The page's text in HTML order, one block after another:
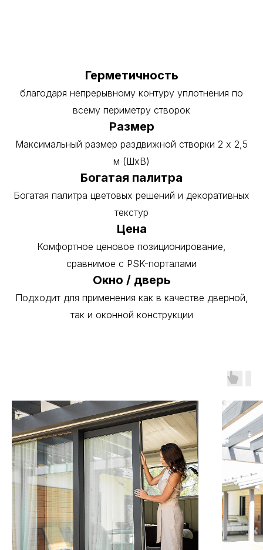
Герметичность
благодаря непрерывному контуру уплотнения по
всему периметру створок
Размер
Максимальный размер раздвижной створки 2 x 2,5
м (ШхВ)
Богатая палитра
Богатая палитра цветовых решений и декоративных
текстур
Цена
Комфортное ценовое позиционирование,
сравнимое с PSK-порталами
Окно / дверь
Подходит для применения как в качестве дверной,
так и оконной конструкции